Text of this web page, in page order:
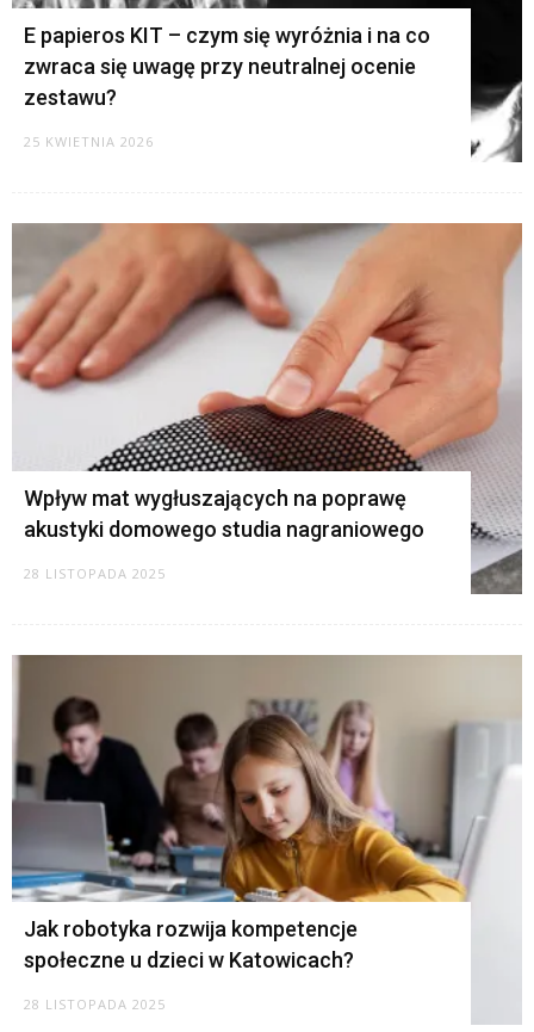
E papieros KIT – czym się wyróżnia i na co
zwraca się uwagę przy neutralnej ocenie
zestawu?
25 KWIETNIA 2026
Wpływ mat wygłuszających na poprawę
akustyki domowego studia nagraniowego
28 LISTOPADA 2025
Jak robotyka rozwija kompetencje
społeczne u dzieci w Katowicach?
28 LISTOPADA 2025